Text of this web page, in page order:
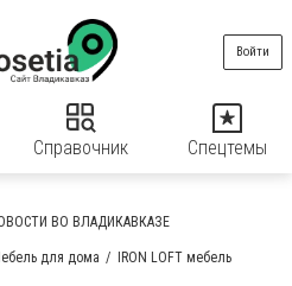
Справочник Спецтемы
Войти
ВО ВЛАДИКАВКАЗЕ
для дома IRON LOFT мебель